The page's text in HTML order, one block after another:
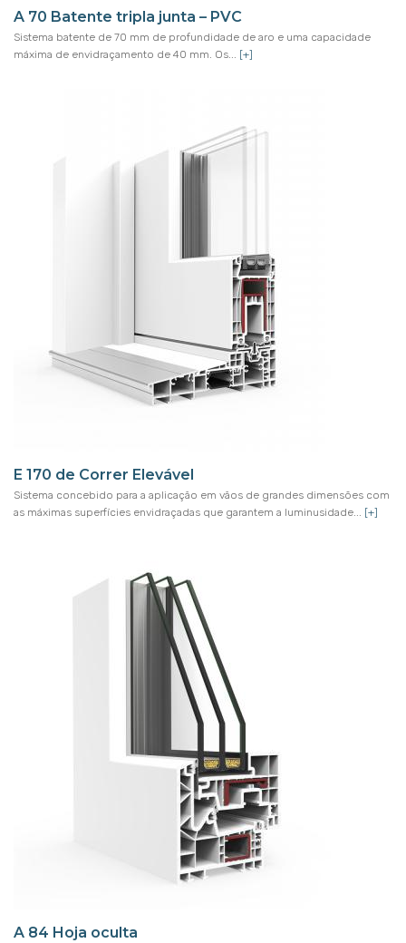
A 70 Batente tripla junta – PVC
Sistema batente de 70 mm de profundidade de aro e uma capacidade
máxima de envidraçamento de 40 mm. Os... [+]
E 170 de Correr Elevável
Sistema concebido para a aplicação em vãos de grandes dimensões com
as máximas superfícies envidraçadas que garantem a luminusidade... [+]
A 84 Hoja oculta